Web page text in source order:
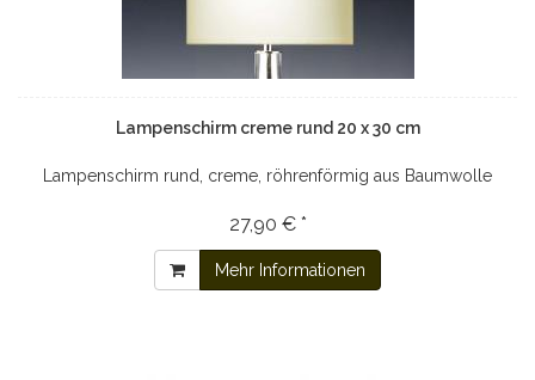
Lampenschirm creme rund 20 x 30 cm
Lampenschirm rund, creme, röhrenförmig aus Baumwolle
27,90 € *
Mehr Informationen